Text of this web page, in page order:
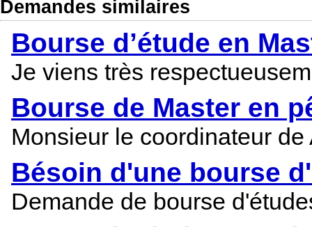
Demandes similaires
Bourse d’étude en
Je viens très
Bourse de Master en
Monsieur le coordinateur
Bésoin d'une bourse
Demande de bourse